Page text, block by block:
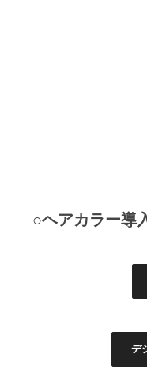
○ヘアカラー導
デ